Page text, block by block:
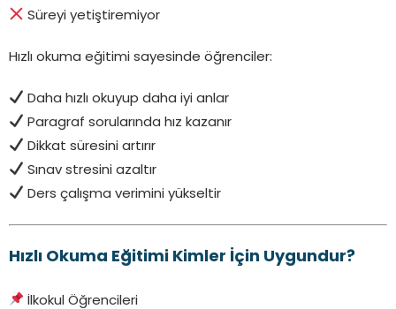
Süreyi yetiştiremiyor
Hızlı okuma eğitimi sayesinde öğrenciler:
Daha hızlı okuyup daha iyi anlar
Paragraf sorularında hız kazanır
Dikkat süresini artırır
Sınav stresini azaltır
Ders çalışma verimini yükseltir
Hızlı Okuma Eğitimi Kimler İçin Uygundur?
İlkokul Öğrencileri